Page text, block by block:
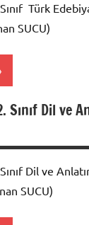
Türk
SUCU)
Sınıf Dil ve
Dil ve
SUCU)